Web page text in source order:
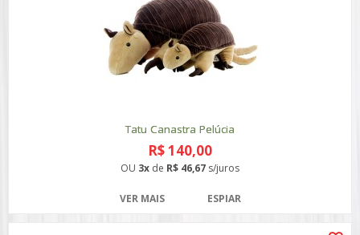
Tatu Canastra Pelúcia
R$ 140,00
OU 3x de R$ 46,67 s/juros
VER MAIS ESPIAR